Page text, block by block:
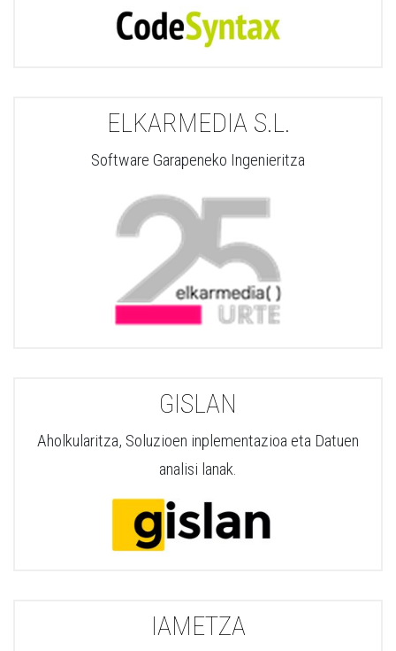
ELKARMEDIA S.L.
Software Garapeneko Ingenieritza
GISLAN
Aholkularitza, Soluzioen inplementazioa eta Datuen
analisi lanak.
IAMETZA